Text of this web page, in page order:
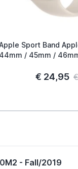
Sport Band
44mm / 45mm /
€ 24,95
- Fall/2019